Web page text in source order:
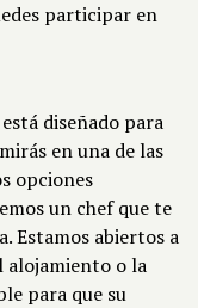
participar en
diseñado para
en una de las
opciones
un chef que te
Estamos abiertos a
alojamiento o la
para que su